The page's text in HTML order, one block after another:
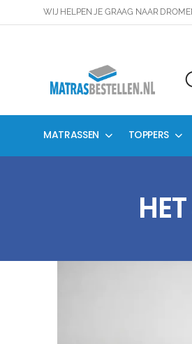
WIJ HELPEN JE GRAAG NAAR
MATRASSEN TOPPERS